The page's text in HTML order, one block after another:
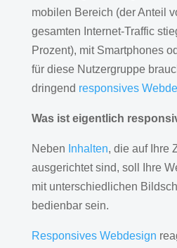
mobilen Bereich (der Anteil
gesamten Internet-Traffic
Prozent), mit Smartphones
für diese Nutzergruppe
dringend responsives
Was ist eigentlich
Neben Inhalten, die auf Ihre
ausgerichtet sind, soll Ihre
mit unterschiedlichen
bedienbar sein.
Responsives Webdesign